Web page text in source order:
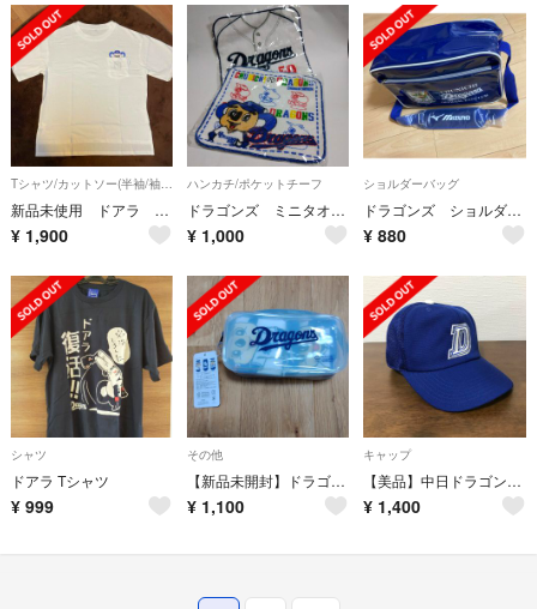
新品未使用 ドアラ Tシャツ 2枚セット
¥ 1,900
ハンカチ/ポケットチーフ
ドラゴンズ ミニタオル（タオルハンカチ）２枚
¥ 1,000
ショルダーバッグ
ドラゴンズ ショルダーバッグ
¥ 880
シャツ
ドアラ Tシャツ
¥ 999
その他
【新品未開封】ドラゴンズ☆靴下3点セット
¥ 1,100
キャップ
【美品】中日ドラゴンズ ベースボールキャップ
¥ 1,400